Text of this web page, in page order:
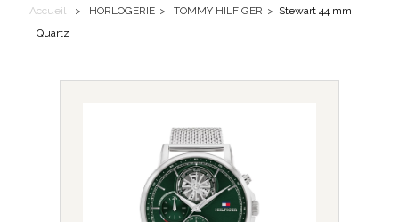
Accueil > HORLOGERIE > TOMMY HILFIGER > Stewart 44 mm
Quartz